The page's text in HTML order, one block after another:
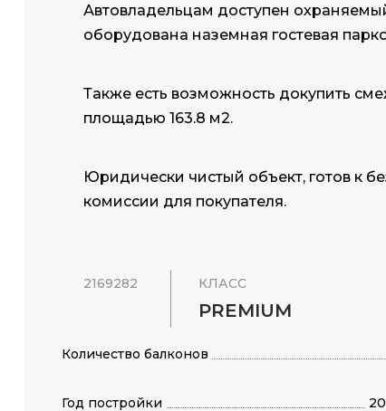
Автовладельцам доступен
оборудована наземная гостевая
Также есть возможность докупить
площадью 163.8 м2.
Юридически чистый объект, готов к
комиссии для покупателя.
2169282 КЛАСС
PREMIUM
Количество балконов
Год постройки